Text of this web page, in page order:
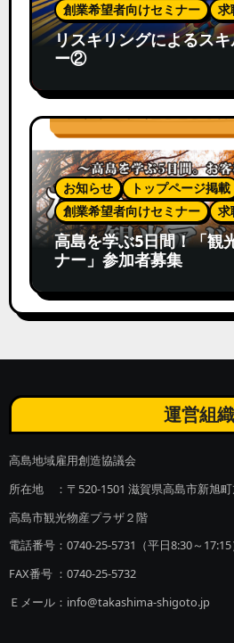
創業希望者向けセミナー
求
リスキリングによるス
ー②
お知らせ
トップページ掲載
創業希望者向けセミナー
求
高島を学ぶ5日間！「観
ナー」参加者募集
運営組織
高島地域雇用創造協議会
所在地 ：〒520-1501 滋賀県高島市新旭町
高島市観光物産プラザ２階
電話番号：0740-25-5731（平日8:30～17:15
FAX番号 ：0740-25-5732
Ｅメール：info@takashima-shigoto.jp